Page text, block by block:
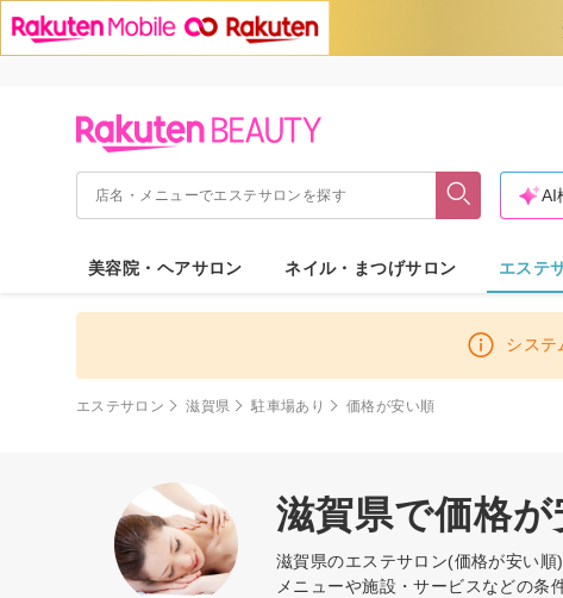
AI
美容院・ヘアサロン ネイル・まつげサロン エステ
シス
エステサロン 滋賀県 駐車場あり 価格が安い順
滋賀県で価格
滋賀県のエステサロン(価格が安い
メニューや施設・サービスなどの条